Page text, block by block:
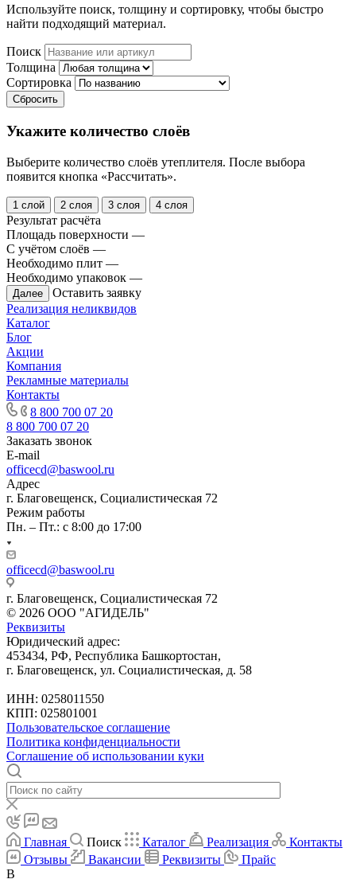
Используйте поиск, толщину и сортировку, чтобы быстро
найти подходящий материал.
Поиск
Толщина
Сортировка
Сбросить
Укажите количество слоёв
Выберите количество слоёв утеплителя. После выбора
появится кнопка «Рассчитать».
1 слой 2 слоя 3 слоя 4 слоя
Результат расчёта
Площадь поверхности —
С учётом слоёв —
Необходимо плит —
Необходимо упаковок —
Далее
Оставить заявку
Реализация неликвидов
Каталог
Блог
Акции
Компания
Рекламные материалы
Контакты
8 800 700 07 20
8 800 700 07 20
Заказать звонок
E-mail
officecd@baswool.ru
Адрес
г. Благовещенск, Социалистическая 72
Режим работы
Пн. – Пт.: с 8:00 до 17:00
officecd@baswool.ru
г. Благовещенск, Социалистическая 72
© 2026 ООО "АГИДЕЛЬ"
Реквизиты
Юридический адрес:
453434, РФ, Республика Башкортостан,
г. Благовещенск, ул. Социалистическая, д. 58
ИНН: 0258011550
КПП: 025801001
Пользовательское соглашение
Политика конфиденциальности
Соглашение об использовании куки
Главная Поиск Каталог Реализация
Контакты
Отзывы
Вакансии Реквизиты
Прайс
B